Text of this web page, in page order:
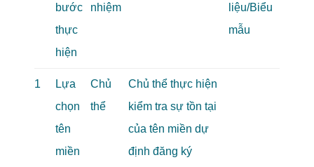
bước
thực
hiện
nhiệm
liệu/Biểu
mẫu
1
Lựa
chọn
tên
miền
Chủ
thể
Chủ thể thực hiện
kiểm tra sự tồn tại
của tên miền dự
định đăng ký